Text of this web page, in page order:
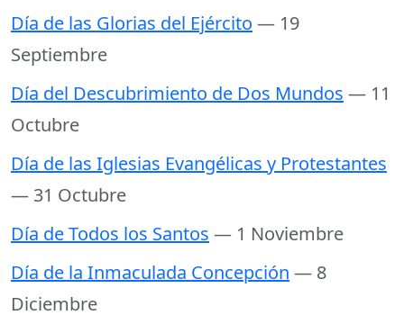
Día de las Glorias del Ejército — 19
Septiembre
Día del Descubrimiento de Dos Mundos — 11
Octubre
Día de las Iglesias Evangélicas y Protestantes
— 31 Octubre
Día de Todos los Santos — 1 Noviembre
Día de la Inmaculada Concepción — 8
Diciembre